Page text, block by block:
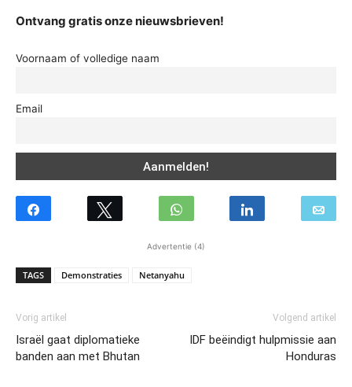
Ontvang gratis onze nieuwsbrieven!
Voornaam of volledige naam
Email
Advertentie (4)
TAGS Demonstraties Netanyahu
Vorig artikel
Israël gaat diplomatieke
banden aan met Bhutan
Volgend artikel
IDF beëindigt hulpmissie aan
Honduras